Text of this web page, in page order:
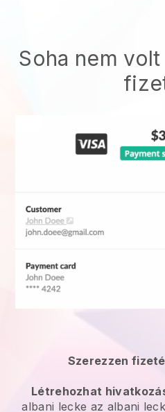
Soha nem
Szerezzen
Létrehozhat
albani lecke az albani